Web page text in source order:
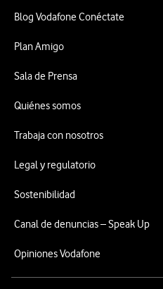
Blog Vodafone Conéctate
Plan Amigo
Sala de Prensa
Quiénes somos
Trabaja con nosotros
Legal y regulatorio
Sostenibilidad
Canal de denuncias – Speak Up
Opiniones Vodafone